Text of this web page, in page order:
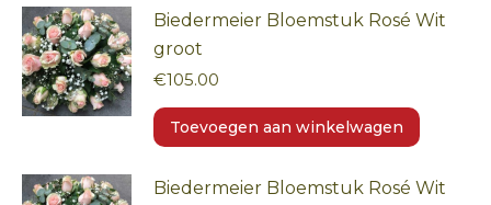
Biedermeier Bloemstuk Rosé Wit
groot
€105.00
Toevoegen aan winkelwagen
Biedermeier Bloemstuk Rosé Wit